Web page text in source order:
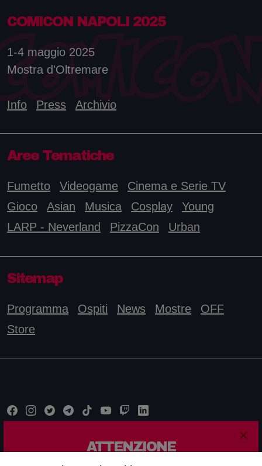
COMICON NAPOLI 2025
1-4 maggio 2025
Mostra d'Oltremare
Info Press Archivio
Aree Tematiche
Fumetto Videogame
Cinema e Serie TV
Gioco
Asian Musica Cosplay
Young
LARP - Neverland
PizzaCon Urban
Sitemap
Programma Ospiti News Mostre
OFF
Store
ATTENZIONE
×